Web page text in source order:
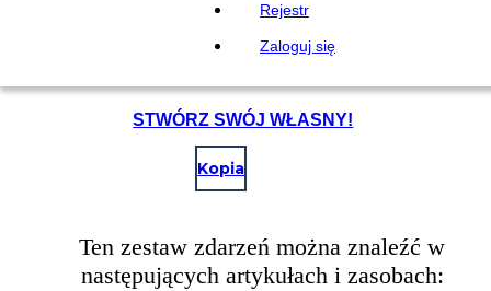
Rejestr
Zaloguj się
STWÓRZ SWÓJ WŁASNY!
Kopia
Ten zestaw zdarzeń można znaleźć w
następujących artykułach i zasobach: